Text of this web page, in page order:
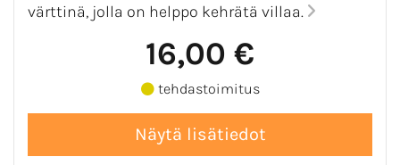
värttinä, jolla on helppo kehrätä villaa.
16,00 €
tehdastoimitus